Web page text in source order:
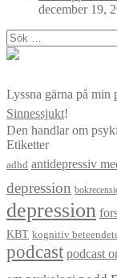
december 19,
Sök
efter:
Lyssna gärna på min
Sinnessjukt!
Den handlar om
Etiketter
adhd antidepressiv
depression
depression
KBT kognitiv
podcast podcast